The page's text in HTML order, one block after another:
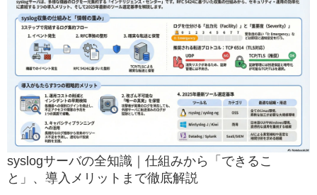
syslogサーバの全知識｜仕組みから「できるこ
と」、導入メリットまで徹底解説